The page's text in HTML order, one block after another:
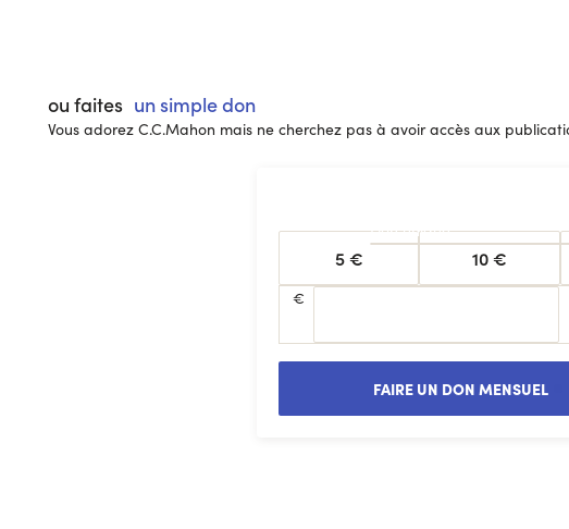
ou faites un simple don
Vous adorez C.C.Mahon mais ne cherchez pas à avoir accès aux
Don unique
5 € 10 €
€
FAIRE UN DON MENSUEL